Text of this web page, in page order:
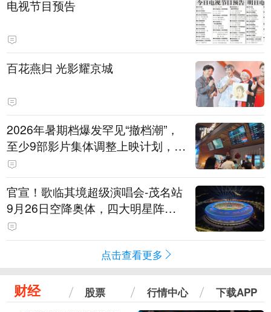
电视节目预告
百花燕归 光影耀京城
2026年暑期档爆发罕见“撤档潮”，
至少9部影片集体调整上映计划，影
评人直言不看好：凭啥认为换个时
间就能大卖？
官宣！歌临其境超级演唱会-茂名站
9月26日空降奥体，四大明星阵容
重磅揭晓
点击查看更多
财经 股票 行情中心 下载APP